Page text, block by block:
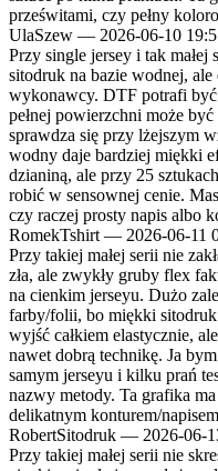
prześwitami, czy pełny
UlaSzew — 2026-06-10
Przy single jersey i tak
sitodruk na bazie wodnej,
wykonawcy. DTF potrafi
pełnej powierzchni może
sprawdza się przy lżejszym
wodny daje bardziej miękki
dzianiną, ale przy 25
robić w sensownej cenie.
czy raczej prosty napis albo
RomekTshirt — 2026-06-11
Przy takiej małej serii nie
zła, ale zwykły gruby flex
na cienkim jerseyu. Dużo
farby/folii, bo miękki
wyjść całkiem elastycznie,
nawet dobrą technikę. Ja
samym jerseyu i kilku prań
nazwy metody. Ta grafika
delikatnym konturem/
RobertSitodruk — 2026-06-
Przy takiej małej serii nie